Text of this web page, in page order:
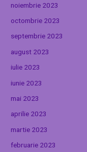
noiembrie 2023
octombrie 2023
septembrie 2023
august 2023
iulie 2023
iunie 2023
mai 2023
aprilie 2023
martie 2023
februarie 2023